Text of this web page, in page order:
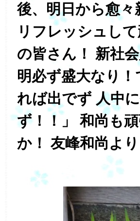
後、明日から愈
リフレッシュし
の皆さん！ 新社
明必ず盛大なり
れば出でず 人中
ず！！」 和尚も
か！ 友峰和尚より